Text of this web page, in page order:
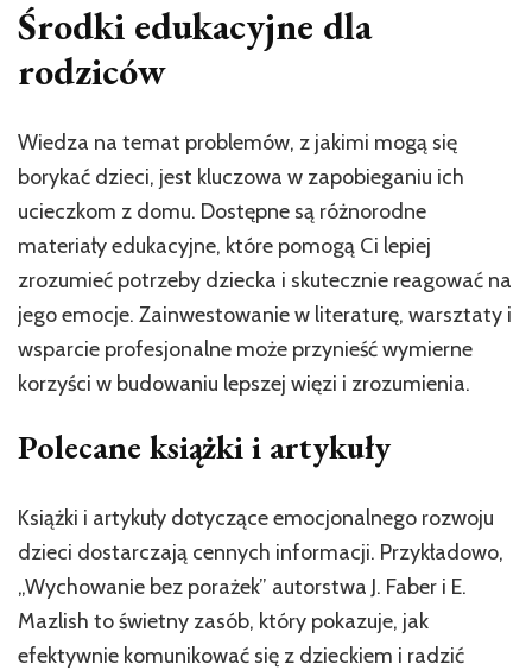
Środki edukacyjne dla
rodziców
Wiedza na temat problemów, z jakimi mogą się
borykać dzieci, jest kluczowa w zapobieganiu ich
ucieczkom z domu. Dostępne są różnorodne
materiały edukacyjne, które pomogą Ci lepiej
zrozumieć potrzeby dziecka i skutecznie reagować na
jego emocje. Zainwestowanie w literaturę, warsztaty i
wsparcie profesjonalne może przynieść wymierne
korzyści w budowaniu lepszej więzi i zrozumienia.
Polecane książki i artykuły
Książki i artykuły dotyczące emocjonalnego rozwoju
dzieci dostarczają cennych informacji. Przykładowo,
„Wychowanie bez porażek” autorstwa J. Faber i E.
Mazlish to świetny zasób, który pokazuje, jak
efektywnie komunikować się z dzieckiem i radzić